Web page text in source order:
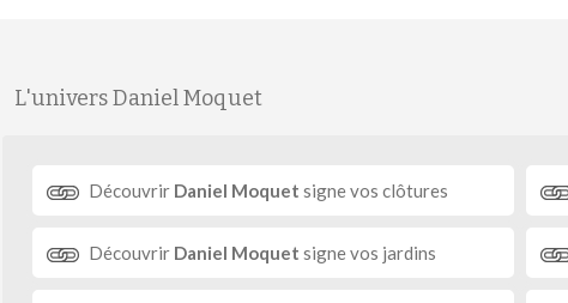
L'univers Daniel Moquet
Découvrir Daniel Moquet signe vos clôtures
Découvrir Daniel Moquet signe vos jardins